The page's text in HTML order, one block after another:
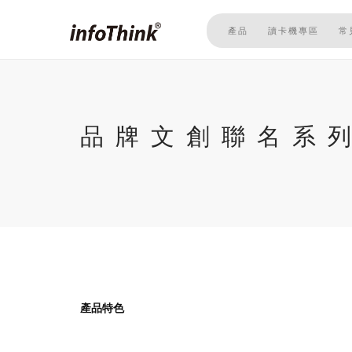
產品 讀卡機專區 常
品牌文創聯名系列
產品特色